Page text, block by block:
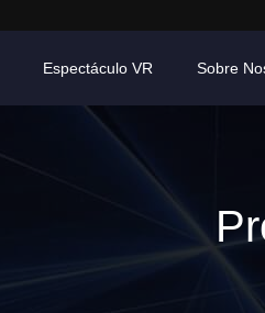
Espectáculo VR Sobre